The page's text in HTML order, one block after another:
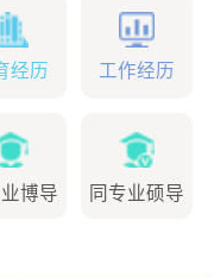
经历 工作经历
博导 同专业硕导